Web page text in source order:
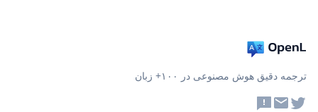
ترجمه دقیق هوش مصنوعی در ۱۰۰+ زبان